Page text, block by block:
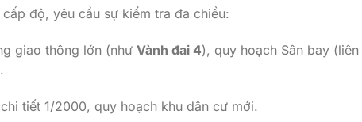
độ, yêu cầu sự kiểm tra đa chiều:
giao thông lớn (như Vành đai 4), quy hoạch Sân bay (liên
tiết 1/2000, quy hoạch khu dân cư mới.